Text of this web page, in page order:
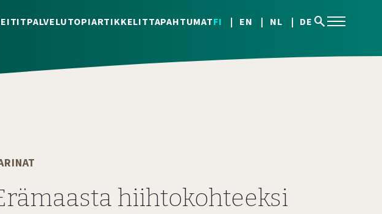
PALVELUTOPIARTIKKELITTAPAHTUMATFI EN NL DE search
hiihtokohteeksi